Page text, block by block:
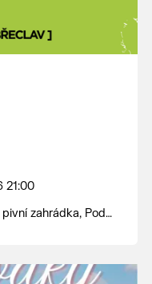
21:00
zahrádka, Pod